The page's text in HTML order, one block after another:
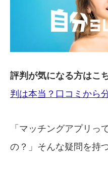
評判が気になる方はこ
判は本当？口コミから
「マッチングアプリっ
の？」そんな疑問を持